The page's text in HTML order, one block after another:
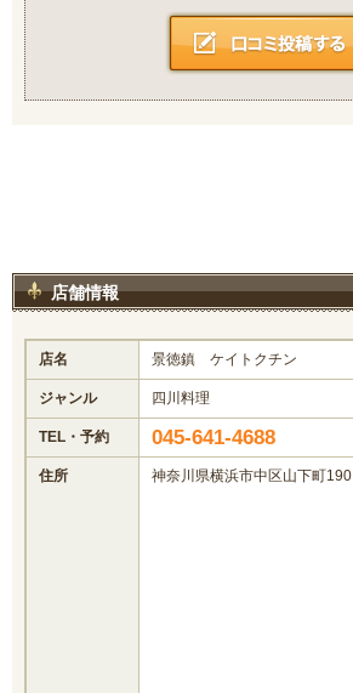
店舗情報
店名 景徳鎮 ケイトクチン
ジャンル 四川料理
TEL・予約 045-641-4688
住所 神奈川県横浜市中区山下町190